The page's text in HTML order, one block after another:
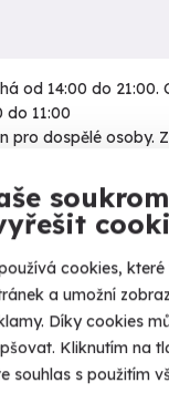
cookies,
a umožní
Díky cookies
Kliknutím na
souhlas s použitím
volných
zvolenou variantu:
od 14:00 do 21:00.
do 11:00
pro dospělé osoby.
předem.
koná
jih)